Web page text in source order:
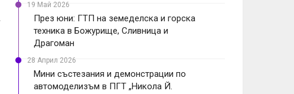
19 Май 2026
През юни: ГТП на земеделска и горска
техника в Божурище, Сливница и
Драгоман
28 Април 2026
Мини състезания и демонстрации по
автомоделизъм в ПГТ „Никола Й.